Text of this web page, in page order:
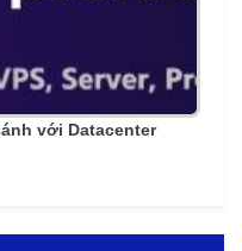
với Datacenter